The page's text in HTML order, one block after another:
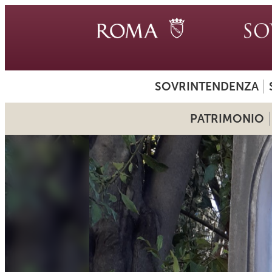
SOVRINTENDENZA
PATRIMONIO